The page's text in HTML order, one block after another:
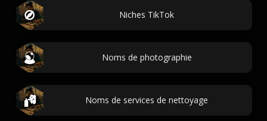
Niches TikTok
Noms de photographie
Noms de services de nettoyage